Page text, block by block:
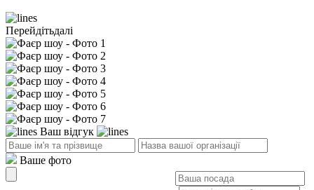
Перейдітьдалі
Ваш відгук
Ваше фото